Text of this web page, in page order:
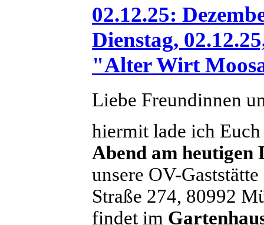
02.12.25:
Dienstag,
"Alter Wirt
Liebe Freundinnen
hiermit lade ich
Abend am heutigen
unsere OV-Gaststätte
Straße 274, 80992
findet im